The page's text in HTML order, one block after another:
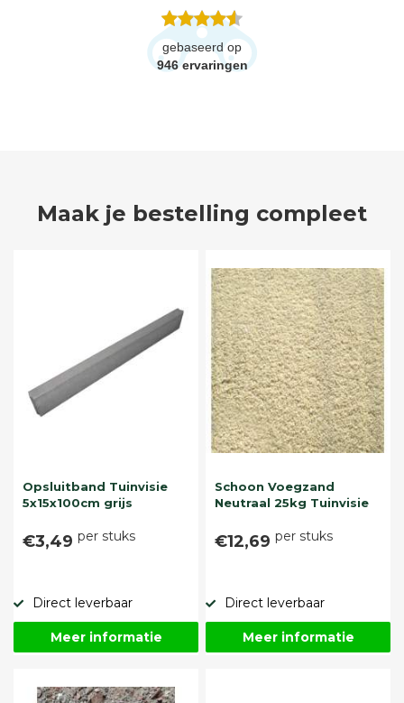
gebaseerd op
946 ervaringen
Maak je bestelling compleet
Opsluitband Tuinvisie
5x15x100cm grijs
€3,49 per stuks
Direct leverbaar
Meer informatie
Schoon Voegzand
Neutraal 25kg Tuinvisie
€12,69 per stuks
Direct leverbaar
Meer informatie